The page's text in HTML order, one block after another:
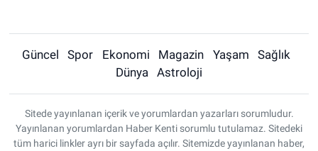
Güncel Spor Ekonomi Magazin Yaşam
Sağlık
Dünya
Astroloji
Sitede yayınlanan içerik ve yorumlardan yazarları sorumludur.
Yayınlanan yorumlardan Haber Kenti sorumlu tutulamaz. Sitedeki
tüm harici linkler ayrı bir sayfada açılır. Sitemizde yayınlanan haber,